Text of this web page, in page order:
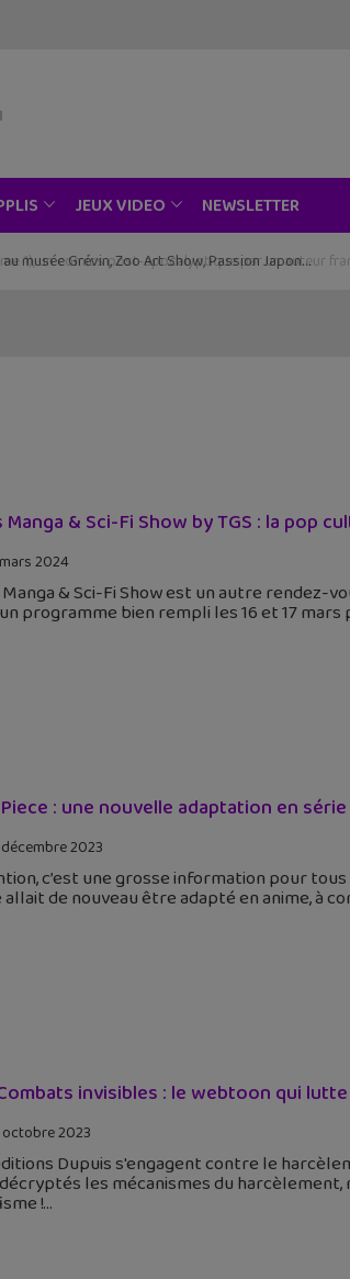
JEUX VIDEO NEWSLETTER
musée Grévin, Zoo Art Show, Passion Japon…
Manga & Sci-Fi Show by TGS : la pop
2024
& Sci-Fi Show est un autre rendez-
programme bien rempli les 16 et 17 mars
: une nouvelle adaptation en
2023
c’est une grosse information pour tous
allait de nouveau être adapté en anime, à
invisibles : le webtoon qui
octobre 2023
Dupuis s'engagent contre le
les mécanismes du
!